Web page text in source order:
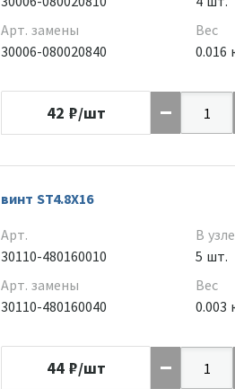
Арт. замены
30006-080020840
Вес
0.016
42 ₽/шт
винт ST4.8X16
Арт.
30110-480160010
Арт. замены
30110-480160040
В узле
5 шт.
Вес
0.003
44 ₽/шт